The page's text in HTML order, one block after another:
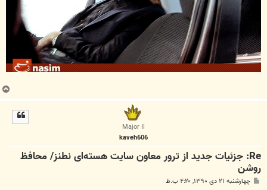
ب
ا
Major II
kaveh606
Re: جزئیات جدید از ترور معاون سایت هسته‌ای نطنز/ محافظ
روشن
پ چهارشنبه ۲۱ دی ۱۳۹۰, ۴:۲۰ ب.ظ